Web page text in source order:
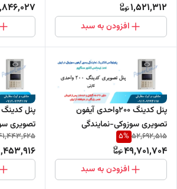
1,521,312
افزودن به سبد
پنل کدینگ 200واحدی آیفون
تصویری سوزوکی-نمایندگی
پاورلوکس
52,692,515
5%
49,701,704
افزودن به سبد
تصویری
پاورلوکس